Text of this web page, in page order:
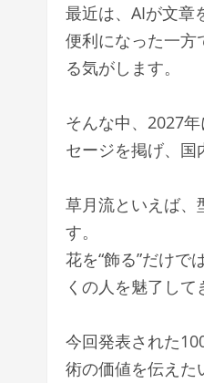
最近は、AIが文章
便利になった一方
る気がします。
そんな中、2027
セージを掲げ、国
草月流といえば、
す。
花を“飾る”だけで
くの人を魅了して
今回発表された
術の価値を伝えた